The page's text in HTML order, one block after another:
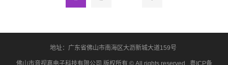
地址：广东省佛山市南海区大沥新城大道159号
佛山市音视嘉电子科技有限公司 版权所有 © All rights reserved 粤ICP备